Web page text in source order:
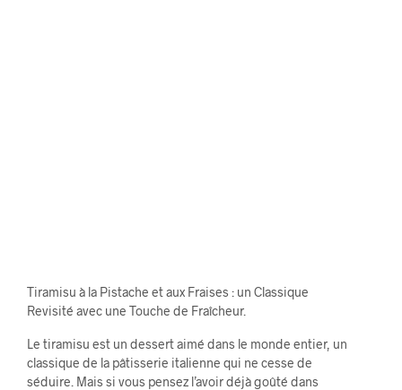
Tiramisu à la Pistache et aux Fraises : un Classique
Revisité avec une Touche de Fraîcheur.
Le tiramisu est un dessert aimé dans le monde entier, un
classique de la pâtisserie italienne qui ne cesse de
séduire. Mais si vous pensez l’avoir déjà goûté dans